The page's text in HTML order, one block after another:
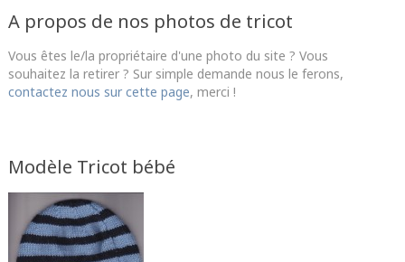
A propos de nos photos de tricot
Vous êtes le/la propriétaire d'une photo du site ? Vous
souhaitez la retirer ? Sur simple demande nous le ferons,
contactez nous sur cette page, merci !
Modèle Tricot bébé